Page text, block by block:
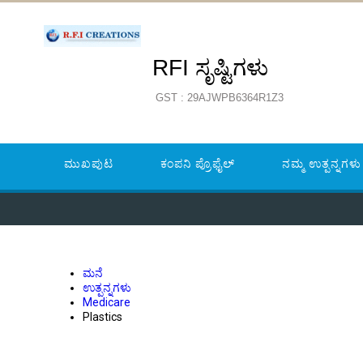
RFI ಸೃಷ್ಟಿಗಳು
GST : 29AJWPB6364R1Z3
ಮುಖಪುಟ ಕಂಪನಿ ಪ್ರೊಫೈಲ್ ನಮ್ಮ ಉತ್ಪನ್ನಗಳು
ಮನೆ
ಉತ್ಪನ್ನಗಳು
Medicare
Plastics